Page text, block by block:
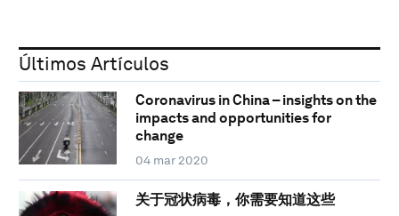
Últimos Artículos
Coronavirus in China – insights on the
impacts and opportunities for
change
04 mar 2020
关于冠状病毒，你需要知道这些